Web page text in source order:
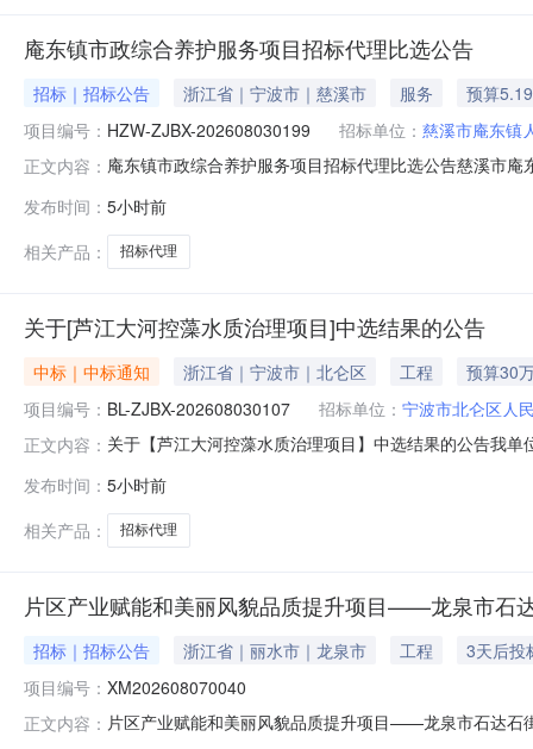
庵东镇市政综合养护服务项目招标代理比选公告
招标｜招标公告 浙江省｜宁波市｜慈溪市 服务
预算
项目编号： HZW-ZJBX-202608030199 招标单位： 慈溪市庵东镇
正文内容： 庵东镇市政综合养护服务项目招标代理比选公告慈溪市
养护服务招标代理中介服务完成期限要求：60天质量要
范围：费率范围
发布时间： 5小时前
相关产品：
招标代理
关于[芦江大河控藻水质治理项目]中选结果的公告
中标｜中标通知 浙江省｜宁波市｜北仑区 工程
预算30
项目编号： BL-ZJBX-202608030107 招标单位： 宁波市北仑区人
正文内容： 关于【芦江大河控藻水质治理项目】中选结果的公告我
称：芦江大河控藻水质治理项目中介服务事项：招标代
发布时间： 5小时前
相关产品：
招标代理
片区产业赋能和美丽风貌品质提升项目——龙泉市石
招标｜招标公告 浙江省｜丽水市｜龙泉市 工程
3天后投
项目编号： XM202608070040
正文内容： 片区产业赋能和美丽风貌品质提升项目——龙泉市石达